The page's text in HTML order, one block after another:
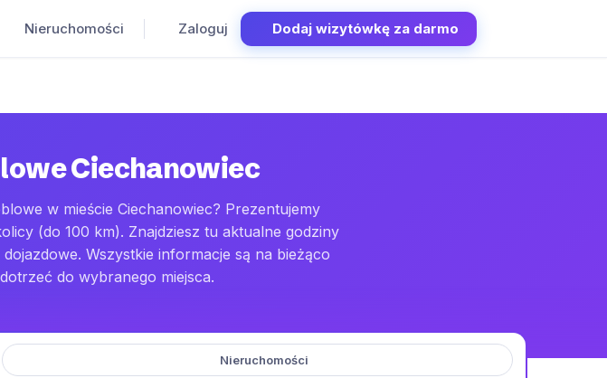
Nieruchomości Zaloguj Dodaj wizytówkę za darmo
Ciechanowiec
w mieście Ciechanowiec? Prezentujemy
(do 100 km). Znajdziesz tu aktualne godziny
Wszystkie informacje są na bieżąco
do wybranego miejsca.
Nieruchomości